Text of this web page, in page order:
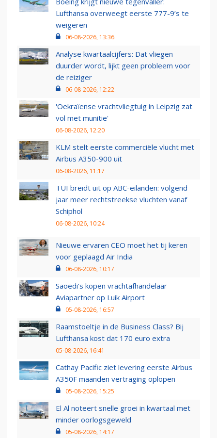
Lufthansa overweegt eerste 777-9’s te
weigeren
06-08-2026, 13:36
Analyse kwartaalcijfers: Dat vliegen
duurder wordt, lijkt geen probleem voor
de reiziger
06-08-2026, 12:22
'Oekraïense vrachtvliegtuig in Leipzig zat
vol met munitie'
06-08-2026, 12:20
KLM stelt eerste commerciële vlucht met
Airbus A350-900 uit
06-08-2026, 11:17
TUI breidt uit op ABC-eilanden: volgend
jaar meer rechtstreekse vluchten vanaf
Schiphol
06-08-2026, 10:24
Nieuwe ervaren CEO moet het tij keren
voor geplaagd Air India
06-08-2026, 10:17
Saoedi’s kopen vrachtafhandelaar
Aviapartner op Luik Airport
05-08-2026, 16:57
Raamstoeltje in de Business Class? Bij
Lufthansa kost dat 170 euro extra
05-08-2026, 16:41
Cathay Pacific ziet levering eerste Airbus
A350F maanden vertraging oplopen
05-08-2026, 15:25
El Al noteert snelle groei in kwartaal met
minder oorlogsgeweld
05-08-2026, 14:17